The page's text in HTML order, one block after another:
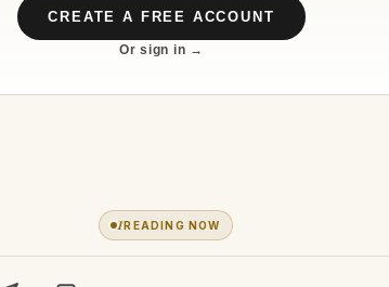
CREATE A FREE ACCOUNT
Or sign in →
1READING NOW